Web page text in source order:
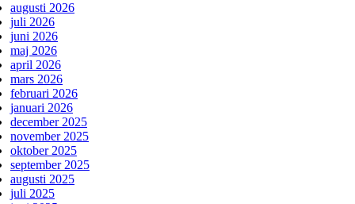
augusti 2026
juli 2026
juni 2026
maj 2026
april 2026
mars 2026
februari 2026
januari 2026
december 2025
november 2025
oktober 2025
september 2025
augusti 2025
juli 2025